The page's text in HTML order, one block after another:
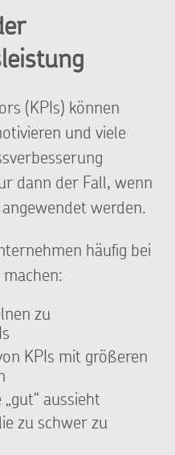
(KPIs) können
und viele
dann der Fall, wenn
werden.
häufig bei
zu
KPIs mit größeren
aussieht
zu schwer zu